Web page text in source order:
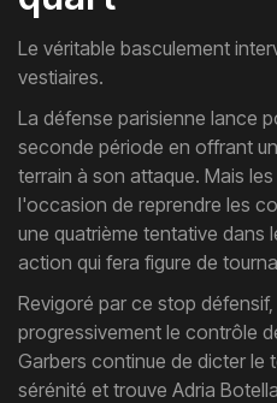
Le véritable basculement
vestiaires.
La défense parisienne lance
seconde période en offrant
terrain à son attaque. Mais
l'occasion de reprendre les
une quatrième tentative dans
action qui fera figure de
Revigoré par ce stop
progressivement le contrôle
Garbers continue de dicter le
sérénité et trouve Adria